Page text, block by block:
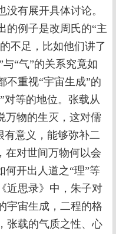
有展开具体讨论。
的例子是改周氏的“主
不足，比如他们讲了
与“气”的关系究竟如
不重视“宇宙生成”的
对等的地位。张载从
万物的生灭，这对儒
有意义，能够弥补二
在对世间万物何以会
何开出人道之“理”等
近思录》中，朱子对
宇宙生成，二程的格
张载的气质之性、心